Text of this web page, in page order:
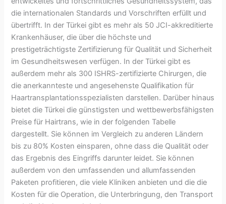
die internationalen Standards und Vorschriften erfüllt und
übertrifft. In der Türkei gibt es mehr als 50 JCI-akkreditierte
Krankenhäuser, die über die höchste und
prestigeträchtigste Zertifizierung für Qualität und Sicherheit
im Gesundheitswesen verfügen. In der Türkei gibt es
außerdem mehr als 300 ISHRS-zertifizierte Chirurgen, die
die anerkannteste und angesehenste Qualifikation für
Haartransplantationsspezialisten darstellen. Darüber hinaus
bietet die Türkei die günstigsten und wettbewerbsfähigsten
Preise für Hairtrans, wie in der folgenden Tabelle
dargestellt. Sie können im Vergleich zu anderen Ländern
bis zu 80% Kosten einsparen, ohne dass die Qualität oder
das Ergebnis des Eingriffs darunter leidet. Sie können
außerdem von den umfassenden und allumfassenden
Paketen profitieren, die viele Kliniken anbieten und die die
Kosten für die Operation, die Unterbringung, den Transport